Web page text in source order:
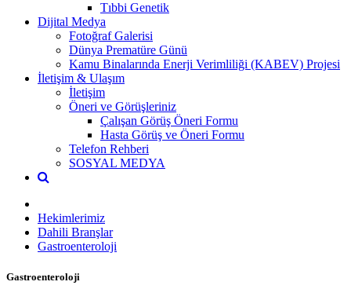
Tıbbi Genetik
Dijital Medya
Fotoğraf Galerisi
Dünya Prematüre Günü
Kamu Binalarında Enerji Verimliliği (KABEV) Projesi
İletişim & Ulaşım
İletişim
Öneri ve Görüşleriniz
Çalışan Görüş Öneri Formu
Hasta Görüş ve Öneri Formu
Telefon Rehberi
SOSYAL MEDYA
Hekimlerimiz
Dahili Branşlar
Gastroenteroloji
Gastroenteroloji